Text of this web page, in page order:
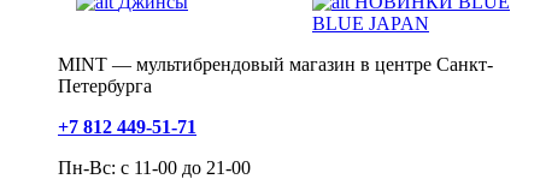
BLUE JAPAN
MINT — мультибрендовый магазин в центре Санкт-
Петербурга
+7 812 449-51-71
Пн-Вс: с 11-00 до 21-00